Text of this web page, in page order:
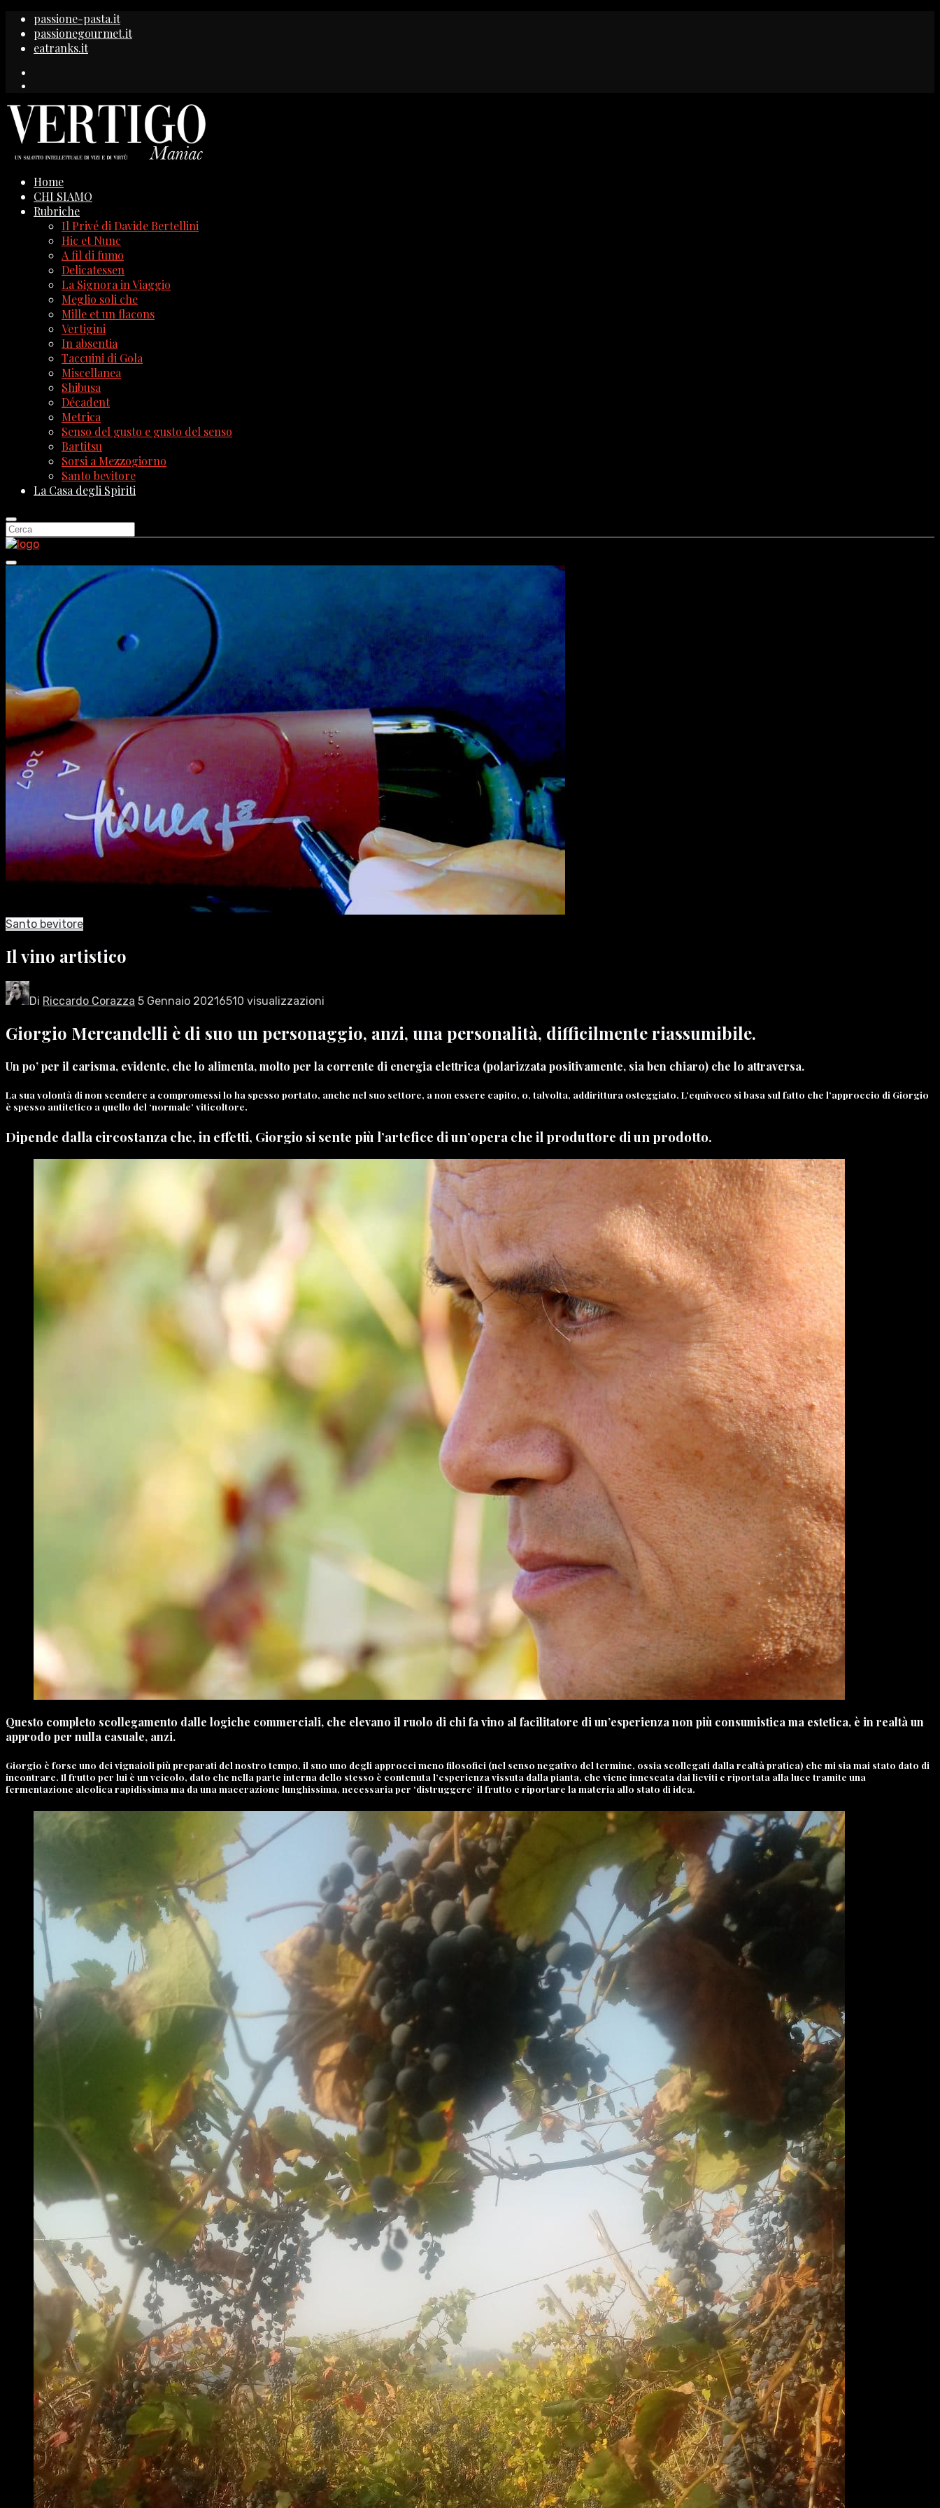
passione-pasta.it
passionegourmet.it
eatranks.it
Home
CHI SIAMO
Rubriche
Il Privé di Davide Bertellini
Hic et Nunc
A fil di fumo
Delicatessen
La Signora in Viaggio
Meglio soli che
Mille et un flacons
Vertigini
In absentia
Taccuini di Gola
Miscellanea
Shibusa
Décadent
Metrica
Senso del gusto e gusto del senso
Bartitsu
Sorsi a Mezzogiorno
Santo bevitore
La Casa degli Spiriti
Santo bevitore
Il vino artistico
Di Riccardo Corazza 5 Gennaio 20216510 visualizzazioni
Giorgio Mercandelli è di suo un personaggio, anzi, una personalità, difficilmente riassumibile.
Un po’ per il carisma, evidente, che lo alimenta, molto per la corrente di energia elettrica (polarizzata positivamente, sia ben chiaro) che lo attraversa.
La sua volontà di non scendere a compromessi lo ha spesso portato, anche nel suo settore, a non essere capito, o, talvolta, addirittura osteggiato. L’equivoco si basa sul fatto che l’approccio di Giorgio
è spesso antitetico a quello del ‘normale’ viticoltore.
Dipende dalla circostanza che, in effetti, Giorgio si sente più l’artefice di un’opera che il produttore di un prodotto.
Questo completo scollegamento dalle logiche commerciali, che elevano il ruolo di chi fa vino al facilitatore di un’esperienza non più consumistica ma estetica, è in realtà un
approdo per nulla casuale, anzi.
Giorgio è forse uno dei vignaioli più preparati del nostro tempo, il suo uno degli approcci meno filosofici (nel senso negativo del termine, ossia scollegati dalla realtà pratica) che mi sia mai stato dato di
incontrare. Il frutto per lui è un veicolo, dato che nella parte interna dello stesso è contenuta l’esperienza vissuta dalla pianta, che viene innescata dai lieviti e riportata alla luce tramite una
fermentazione alcolica rapidissima ma da una macerazione lunghissima, necessaria per ‘distruggere’ il frutto e riportare la materia allo stato di idea.